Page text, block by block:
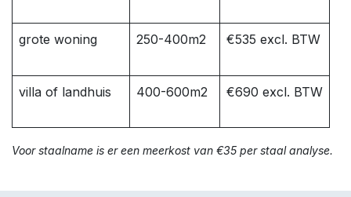
grote woning 250-400m2 €535 excl. BTW
villa of landhuis 400-600m2 €690 excl. BTW
Voor staalname is er een meerkost van €35 per staal analyse.